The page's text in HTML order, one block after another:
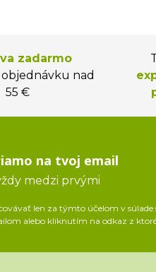
zadarmo
nad
55 €
na tvoj email
medzi prvými
len za týmto účelom v
alebo kliknutím na odkaz z